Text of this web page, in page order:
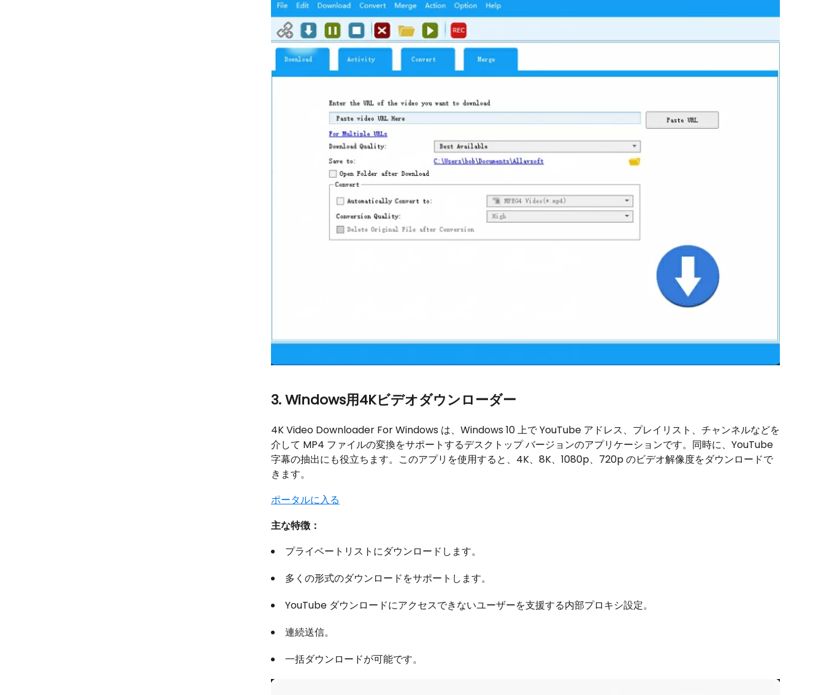
3. Windows用4Kビデオダウンローダー
4K Video Downloader For Windows は、Windows 10 上で YouTube アドレス、プレイリスト、チャンネルなどを
介して MP4 ファイルの変換をサポートするデスクトップ バージョンのアプリケーションです。同時に、YouTube
字幕の抽出にも役立ちます。このアプリを使用すると、4K、8K、1080p、720p のビデオ解像度をダウンロードで
きます。
ポータルに入る
主な特徴：
プライベートリストにダウンロードします。
多くの形式のダウンロードをサポートします。
YouTube ダウンロードにアクセスできないユーザーを支援する内部プロキシ設定。
連続送信。
一括ダウンロードが可能です。